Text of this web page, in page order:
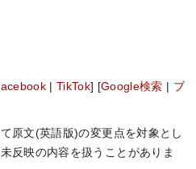
|TikTok] [Google検索
ブ
原文(英語版)の変更点を対象とし
反映の内容を扱うことがありま